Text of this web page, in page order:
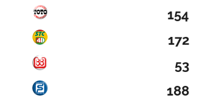
154
172
53
188